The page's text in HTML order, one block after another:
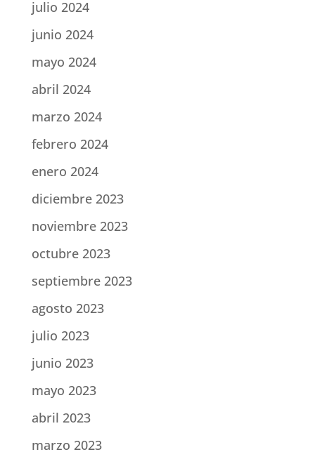
julio 2024
junio 2024
mayo 2024
abril 2024
marzo 2024
febrero 2024
enero 2024
diciembre 2023
noviembre 2023
octubre 2023
septiembre 2023
agosto 2023
julio 2023
junio 2023
mayo 2023
abril 2023
marzo 2023